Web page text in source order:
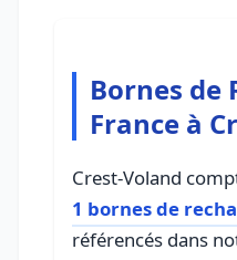
Bornes de
France à
Crest-Voland
1 bornes de
référencés dans